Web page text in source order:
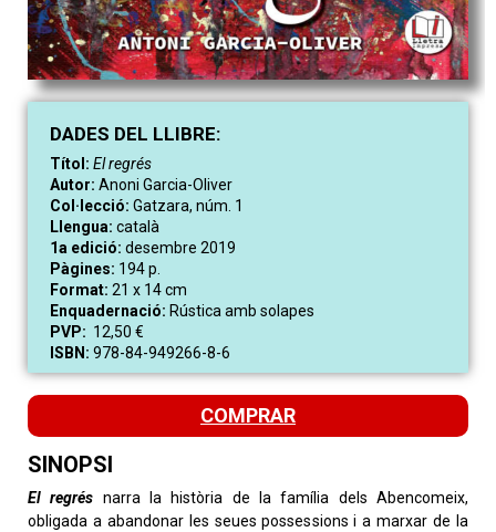
DADES DEL LLIBRE:
Títol: El regrés
Autor: Anoni Garcia-Oliver
Col·lecció: Gatzara, núm. 1
Llengua: català
1a edició: desembre 2019
Pàgines: 194 p.
Format: 21 x 14 cm
Enquadernació: Rústica amb solapes
PVP: 12,50 €
ISBN: 978-84-949266-8-6
COMPRAR
SINOPSI
El regrés narra la història de la família dels Abencomeix,
obligada a abandonar les seues possessions i a marxar de la